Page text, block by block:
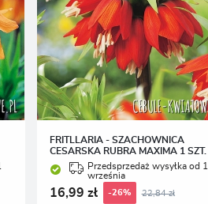
FRITLLARIA - SZACHOWNICA
CESARSKA RUBRA MAXIMA 1 SZT.
Przedsprzedaż wysyłka od 1
września
16,99 zł -26% 22,84 zł